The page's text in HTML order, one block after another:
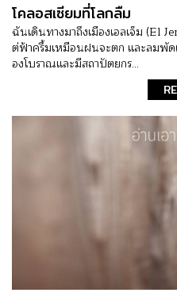
โคลอสเซียมที่โลกลืม
ฉันเดินทางมาถึงเมืองเอลเจ็ม (El
ต่ฟ้าครึ้มเหมือนฝนจะตก และลมพัด
องโบราณและมีสถาปัตยกร...